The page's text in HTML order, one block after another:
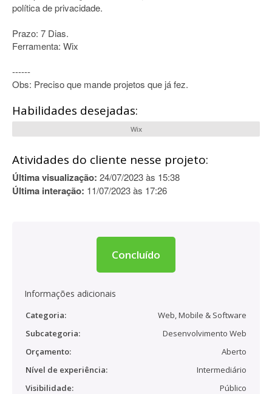
política de privacidade.
Prazo: 7 Dias.
Ferramenta: Wix
------
Obs: Preciso que mande projetos que já fez.
Habilidades desejadas:
Wix
Atividades do cliente nesse projeto:
Última visualização: 24/07/2023 às 15:38
Última interação: 11/07/2023 às 17:26
Concluído
Informações adicionais
Categoria:
Web, Mobile & Software
Subcategoria:
Desenvolvimento Web
Orçamento:
Aberto
Nível de experiência:
Intermediário
Visibilidade:
Público